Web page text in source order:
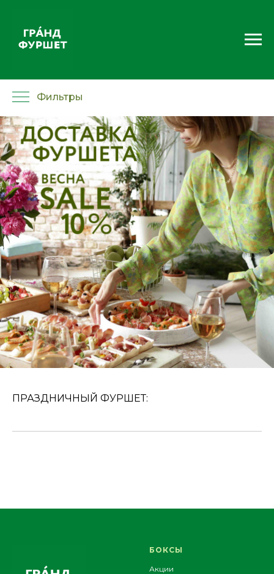
Фильтры
ПРАЗДНИЧНЫЙ ФУРШЕТ:
БОКСЫ
Акции